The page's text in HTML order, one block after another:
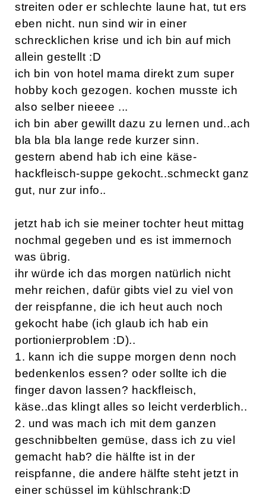
streiten oder er schlechte laune hat, tut ers
eben nicht. nun sind wir in einer
schrecklichen krise und ich bin auf mich
allein gestellt :D
ich bin von hotel mama direkt zum super
hobby koch gezogen. kochen musste ich
also selber nieeee ...
ich bin aber gewillt dazu zu lernen und..ach
bla bla bla lange rede kurzer sinn.
gestern abend hab ich eine käse-
hackfleisch-suppe gekocht..schmeckt ganz
gut, nur zur info..
jetzt hab ich sie meiner tochter heut mittag
nochmal gegeben und es ist immernoch
was übrig.
ihr würde ich das morgen natürlich nicht
mehr reichen, dafür gibts viel zu viel von
der reispfanne, die ich heut auch noch
gekocht habe (ich glaub ich hab ein
portionierproblem :D)..
1. kann ich die suppe morgen denn noch
bedenkenlos essen? oder sollte ich die
finger davon lassen? hackfleisch,
käse..das klingt alles so leicht verderblich..
2. und was mach ich mit dem ganzen
geschnibbelten gemüse, dass ich zu viel
gemacht hab? die hälfte ist in der
reispfanne, die andere hälfte steht jetzt in
einer schüssel im kühlschrank:D